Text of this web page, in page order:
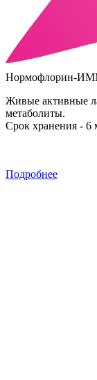
Нормофлорин-
Живые активные
метаболиты.
Срок хранения - 6
Подробнее